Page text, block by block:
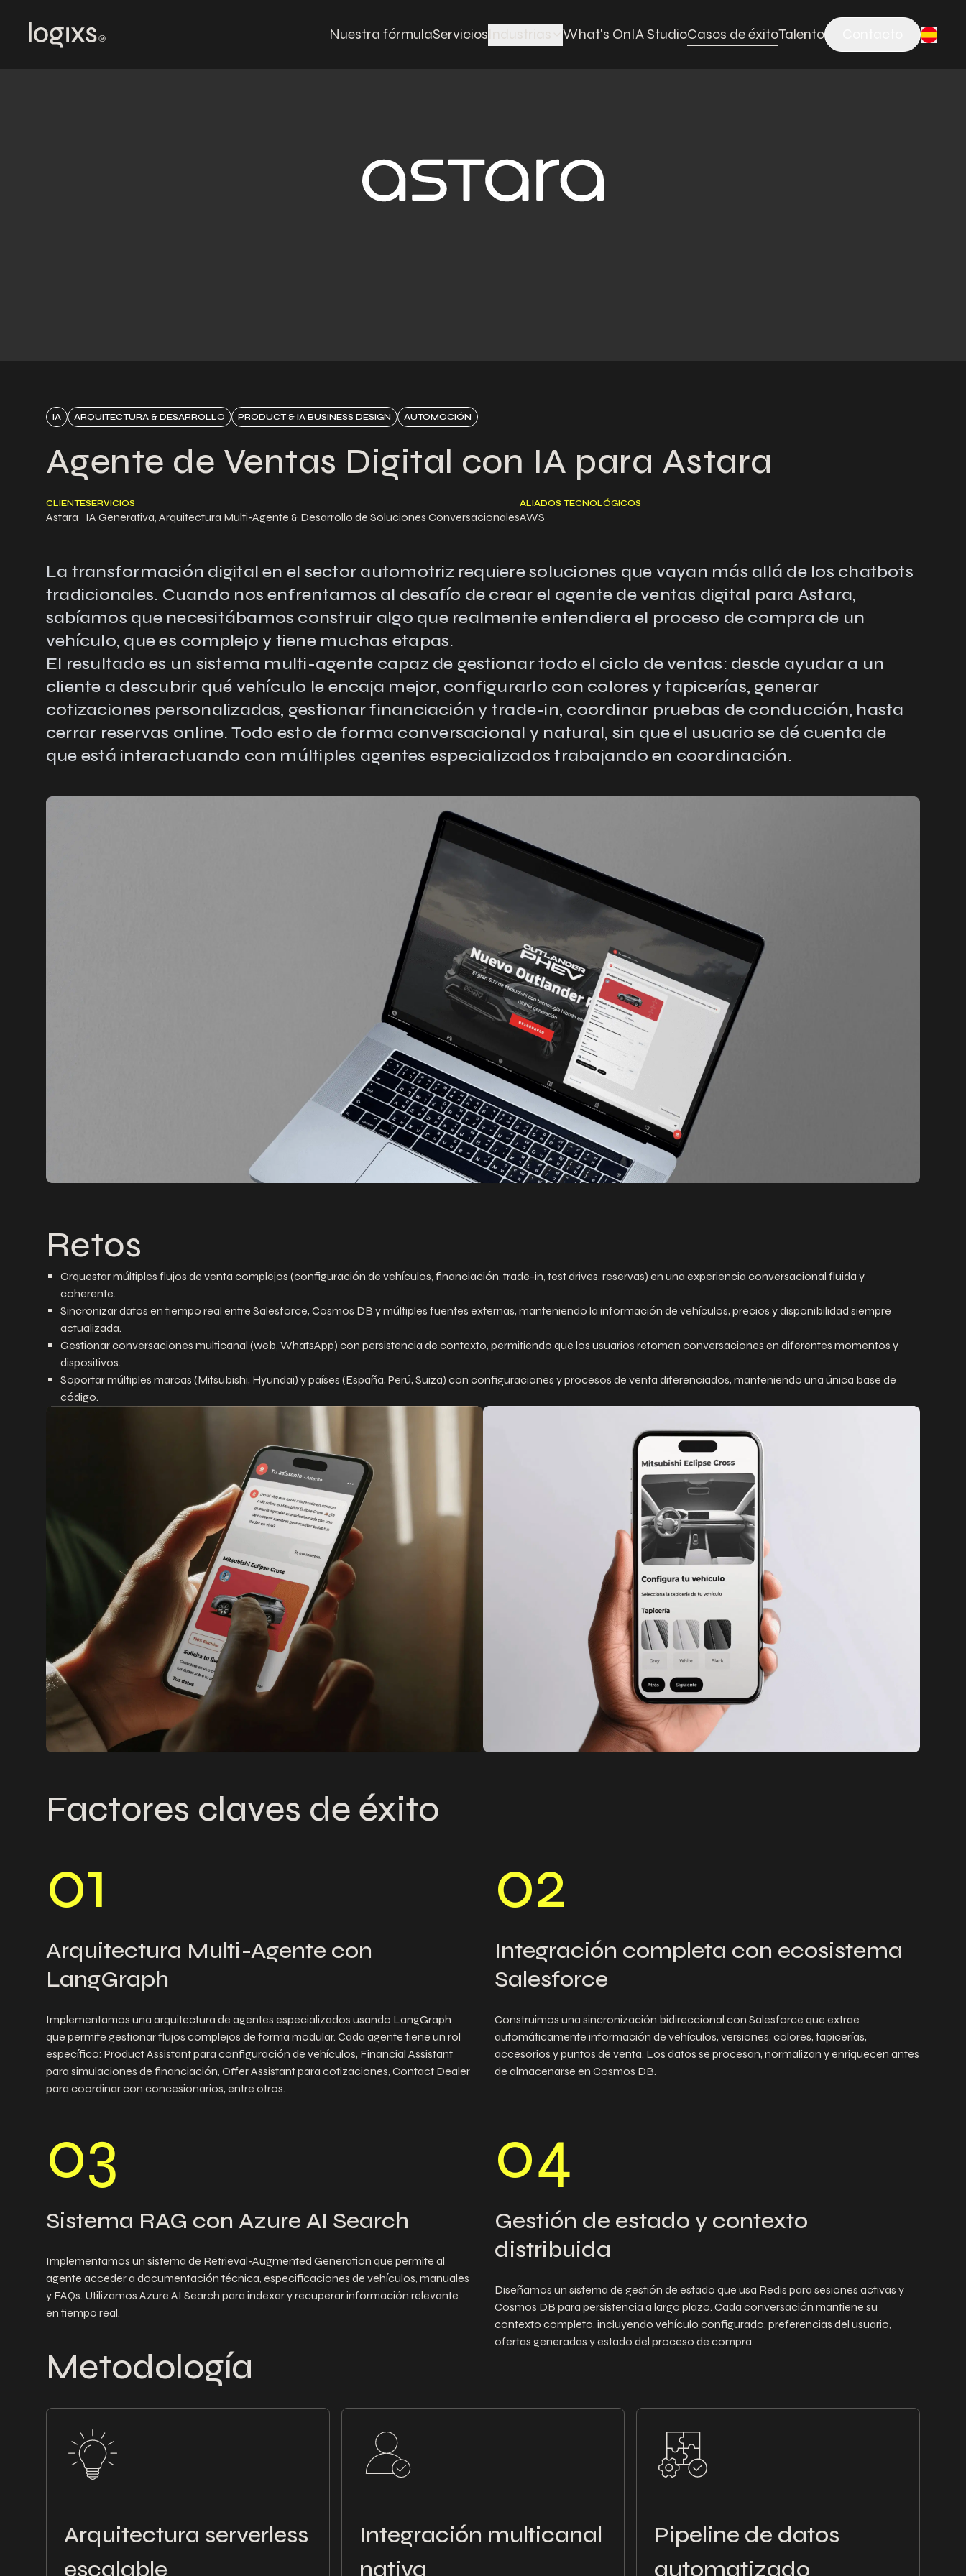
Nuestra fórmulaServicios What's OnIA StudioCasos de éxitoTalento
IA ARQUITECTURA & DESARROLLO PRODUCT & IA BUSINESS DESIGN AUTOMOCIÓN
Agente de Ventas Digital con IA para Astara
CLIENTE
Astara
SERVICIOS
IA Generativa, Arquitectura Multi-Agente & Desarrollo de Soluciones Conversacionales
ALIADOS TECNOLÓGICOS
AWS
La transformación digital en el sector automotriz requiere soluciones que vayan más allá de los chatbots
tradicionales. Cuando nos enfrentamos al desafío de crear el agente de ventas digital para Astara,
sabíamos que necesitábamos construir algo que realmente entendiera el proceso de compra de un
vehículo, que es complejo y tiene muchas etapas.
El resultado es un sistema multi-agente capaz de gestionar todo el ciclo de ventas: desde ayudar a un
cliente a descubrir qué vehículo le encaja mejor, configurarlo con colores y tapicerías, generar
cotizaciones personalizadas, gestionar financiación y trade-in, coordinar pruebas de conducción, hasta
cerrar reservas online. Todo esto de forma conversacional y natural, sin que el usuario se dé cuenta de
que está interactuando con múltiples agentes especializados trabajando en coordinación.
Retos
Orquestar múltiples flujos de venta complejos (configuración de vehículos, financiación, trade-in, test drives, reservas) en una experiencia conversacional fluida y
coherente.
Sincronizar datos en tiempo real entre Salesforce, Cosmos DB y múltiples fuentes externas, manteniendo la información de vehículos, precios y disponibilidad siempre
actualizada.
Gestionar conversaciones multicanal (web, WhatsApp) con persistencia de contexto, permitiendo que los usuarios retomen conversaciones en diferentes momentos y
dispositivos.
Soportar múltiples marcas (Mitsubishi, Hyundai) y países (España, Perú, Suiza) con configuraciones y procesos de venta diferenciados, manteniendo una única base de
código.
Factores claves de éxito
01
Arquitectura Multi-Agente con
LangGraph
Implementamos una arquitectura de agentes especializados usando LangGraph
que permite gestionar flujos complejos de forma modular. Cada agente tiene un rol
específico: Product Assistant para configuración de vehículos, Financial Assistant
para simulaciones de financiación, Offer Assistant para cotizaciones, Contact Dealer
para coordinar con concesionarios, entre otros.
02
Integración completa con ecosistema
Salesforce
Construimos una sincronización bidireccional con Salesforce que extrae
automáticamente información de vehículos, versiones, colores, tapicerías,
accesorios y puntos de venta. Los datos se procesan, normalizan y enriquecen antes
de almacenarse en Cosmos DB.
03
Sistema RAG con Azure AI Search
Implementamos un sistema de Retrieval-Augmented Generation que permite al
agente acceder a documentación técnica, especificaciones de vehículos, manuales
y FAQs. Utilizamos Azure AI Search para indexar y recuperar información relevante
en tiempo real.
04
Gestión de estado y contexto
distribuida
Diseñamos un sistema de gestión de estado que usa Redis para sesiones activas y
Cosmos DB para persistencia a largo plazo. Cada conversación mantiene su
contexto completo, incluyendo vehículo configurado, preferencias del usuario,
ofertas generadas y estado del proceso de compra.
Metodología
Arquitectura serverless
escalable
Integración multicanal
nativa
Pipeline de datos
automatizado